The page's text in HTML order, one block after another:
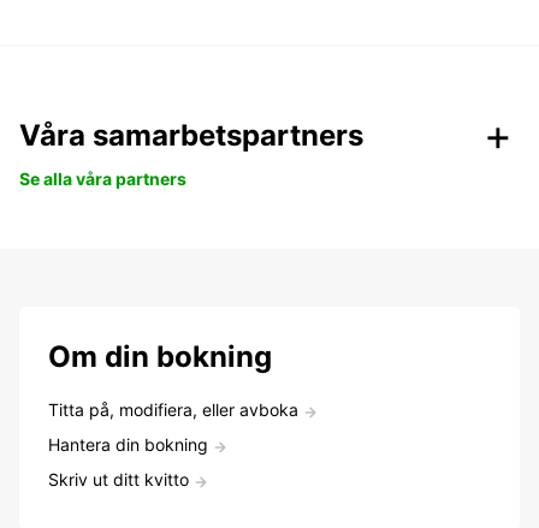
Våra samarbetspartners
Se alla våra partners
Om din bokning
Titta på, modifiera, eller avboka
Hantera din bokning
Skriv ut ditt kvitto